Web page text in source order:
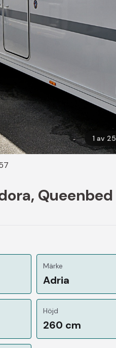
1av 25
Queenbed
Märke
Adria
Höjd
260 cm